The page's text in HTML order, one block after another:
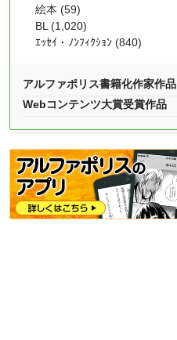
絵本 (59)
BL (1,020)
ｴｯｾｲ・ﾉﾝﾌｨｸｼｮﾝ (840)
アルファポリス書籍化作家作品
Webコンテンツ大賞受賞作品